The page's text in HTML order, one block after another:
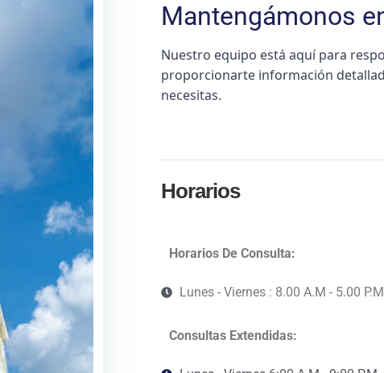
Mantengámonos
Nuestro equipo está aquí para
proporcionarte información
necesitas.
Horarios
Horarios De Consulta:
Lunes - Viernes : 8.00 A.M - 5.00 P.M
Consultas Extendidas: